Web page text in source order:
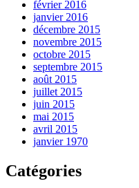
février 2016
janvier 2016
décembre 2015
novembre 2015
octobre 2015
septembre 2015
août 2015
juillet 2015
juin 2015
mai 2015
avril 2015
janvier 1970
Catégories